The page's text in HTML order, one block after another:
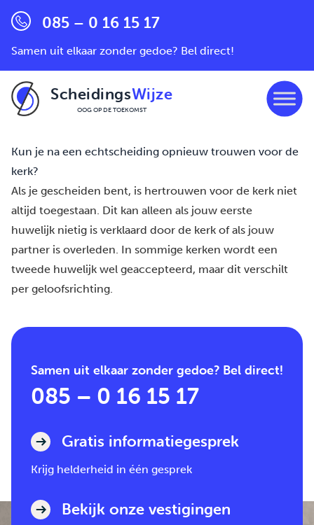
085 – 0 16 15 17
Samen uit elkaar zonder gedoe? Bel direct!
ScheidingsWijze
OOG OP DE TOEKOMST
Kun je na een echtscheiding opnieuw trouwen voor de
kerk?
Als je gescheiden bent, is hertrouwen voor de kerk niet
altijd toegestaan. Dit kan alleen als jouw eerste
huwelijk nietig is verklaard door de kerk of als jouw
partner is overleden. In sommige kerken wordt een
tweede huwelijk wel geaccepteerd, maar dit verschilt
per geloofsrichting.
Samen uit elkaar zonder gedoe? Bel direct!
085 – 0 16 15 17
Gratis informatiegesprek
Krijg helderheid in één gesprek
Bekijk onze vestigingen